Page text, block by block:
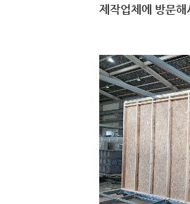
제작업체에 방문해